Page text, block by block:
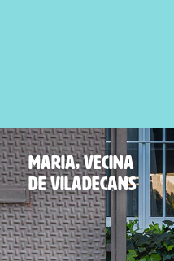
MARIA, VECINA
DE VILADECANS